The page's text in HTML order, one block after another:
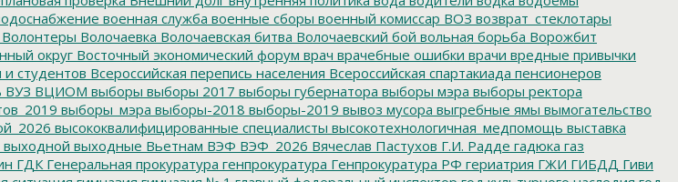
военная служба военные сборы военный комиссар ВОЗ возврат_стеклотары
Волонтеры Волочаевка Волочаевская битва Волочаевский бой вольная борьба Ворожбит
округ Восточный экономический форум врач врачебные ошибки врачи вредные привычки
студентов Всероссийская перепись населения Всероссийская спартакиада пенсионеров
ВУЗ ВЦИОМ выборы выборы 2017 выборы губернатора выборы мэра выборы ректора
выборы_мэра выборы-2018 выборы-2019 вывоз мусора выгребные ямы вымогательство
высококвалифицированные специалисты высокотехнологичная_медпомощь выставка
выходной выходные Вьетнам ВЭФ ВЭФ_2026 Вячеслав Пастухов Г.И. Радде гадюка газ
ГДК Генеральная прокуратура генпрокуратура Генпрокуратура РФ гериатрия ГЖИ ГИБДД Гиви